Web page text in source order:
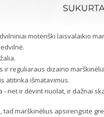
moteriški laisvalaikio
ir reguliaraus dizaino
atitinka išmatavimus.
- net ir dėvint nuolat, ir dažnai
tad marškinėlius apsirengsite